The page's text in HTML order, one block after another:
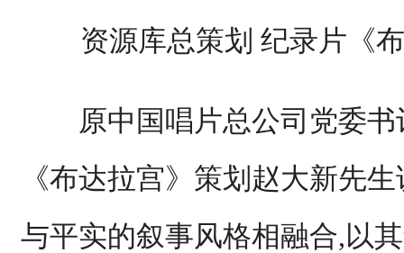
资源库总策划 纪录片《
原中国唱片总公司党委书
《布达拉宫》策划赵大新先
与平实的叙事风格相融合,以